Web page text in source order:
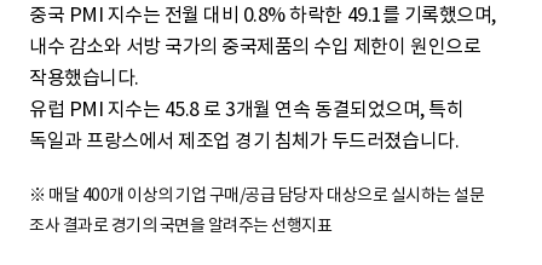
중국 PMI 지수는 전월 대비 0.8% 하락한 49.1를 기록했으며,
내수 감소와 서방 국가의 중국제품의 수입 제한이 원인으로
작용했습니다.
유럽 PMI 지수는 45.8 로 3개월 연속 동결되었으며, 특히
독일과 프랑스에서 제조업 경기 침체가 두드러졌습니다.
※ 매달 400개 이상의 기업 구매/공급 담당자 대상으로 실시하는 설문
조사 결과로 경기의 국면을 알려주는 선행지표